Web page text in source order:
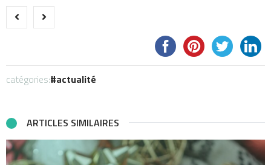
catégories: actualité
ARTICLES SIMILAIRES